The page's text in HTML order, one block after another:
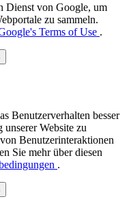
Dienst von Google, um
zu sammeln.
Terms of Use .
Benutzerverhalten besser
unserer Website zu
Benutzerinteraktionen
Sie mehr über diesen
.